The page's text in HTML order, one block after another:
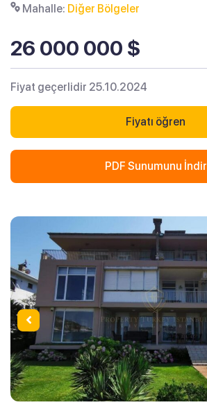
Mahalle: Diğer Bölgeler
26 000 000 $
Fiyat geçerlidir 25.10.2024
Fiyatı öğren
PDF Sunumunu İndir